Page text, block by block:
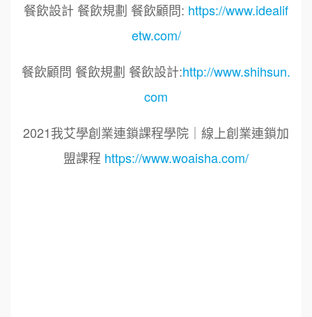
餐飲設計 餐飲規劃 餐飲顧問: https://www.idealif
etw.com/
餐飲顧問 餐飲規劃 餐飲設計:http://www.shihsun.
com
2021我艾學創業連鎖課程學院｜線上創業連鎖加
盟課程 https://www.woaisha.com/